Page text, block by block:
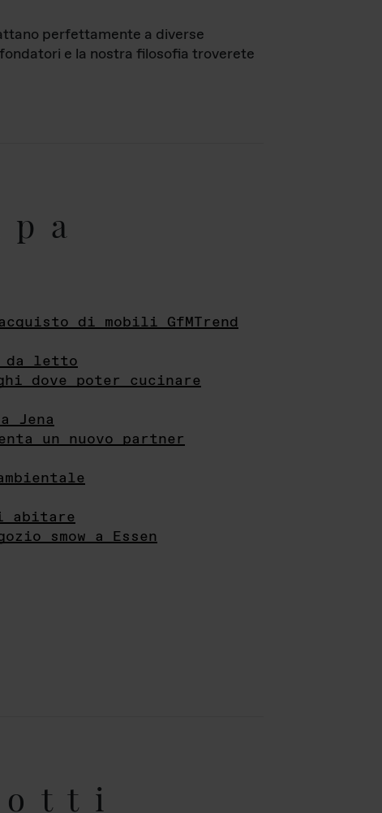
perfettamente a diverse
e la nostra filosofia troverete
di mobili GfMTrend
da letto
dove poter cucinare
Jena
un nuovo partner
abitare
smow a Essen